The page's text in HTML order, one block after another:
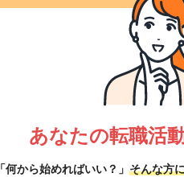
あなたの転職活
「何から始めればいい？」 そんな方